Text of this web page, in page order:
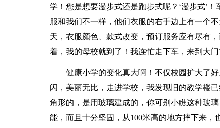
学！您是想要漫步式还是跑步式呢？‘漫步式’
服和我们不一样，他们衣服的右手边上有一个
天，衣服颜色、款式改变，预订服务应有尽有
着，我的母校就到了！我连忙走下车，来到大门
健康小学的变化真大啊！不仅校园扩大了
闪，美丽无比，走进学校，我发现旧的教学楼
角形的，是用玻璃建成的，你可别小瞧这种玻
能，而且十分坚固，从100米高的地方摔下来